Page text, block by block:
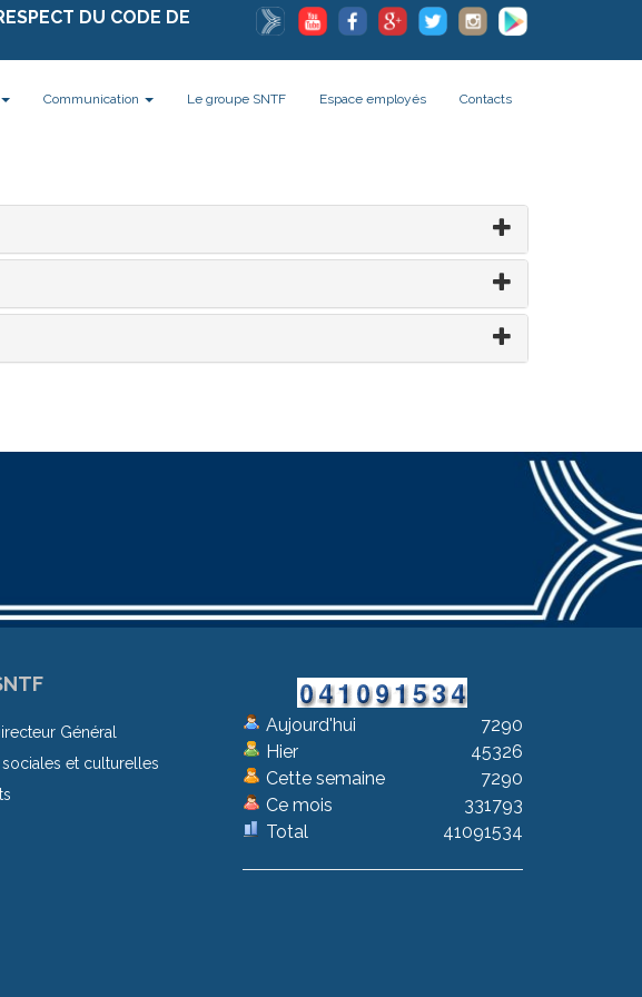
DU CODE DE
Communication Le groupe SNTF Espace employés Contacts
Général
sociales et culturelles
Aujourd'hui
Hier
Cette semaine
Ce mois
Total
7290
45326
7290
331793
41091534